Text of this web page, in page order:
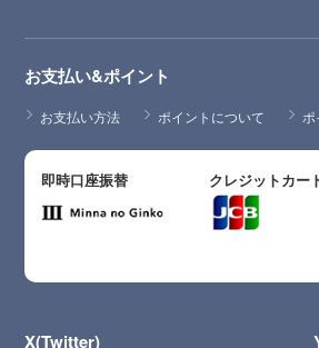
お支払い&ポイント
お支払い方法 ポイントについて
即時口座振替 クレジットカー
X(Twitter)